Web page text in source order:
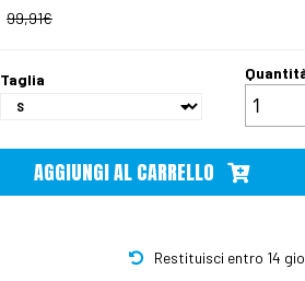
99,91€
Taglia
AGGIUNGI AL CARRELLO
Restituisci entro 14